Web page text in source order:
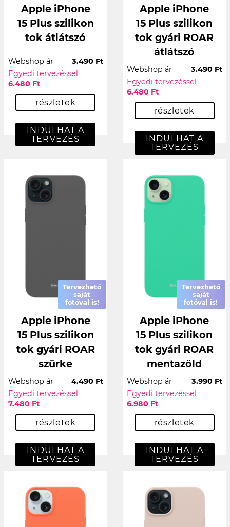
Apple iPhone
15 Plus szilikon
tok átlátszó
Webshop ár
3.490 Ft
Egyedi tervezéssel
6.480 Ft
részletek
INDULHAT A
TERVEZÉS
Apple iPhone
15 Plus szilikon
tok gyári ROAR
átlátszó
Webshop ár
3.490 Ft
Egyedi tervezéssel
6.480 Ft
részletek
INDULHAT A
TERVEZÉS
Tervezhető
saját
fotóval is!
Apple iPhone
15 Plus szilikon
tok gyári ROAR
szürke
Webshop ár
4.490 Ft
Egyedi tervezéssel
7.480 Ft
részletek
INDULHAT A
TERVEZÉS
Tervezhető
saját
fotóval is!
Apple iPhone
15 Plus szilikon
tok gyári ROAR
mentazöld
Webshop ár
3.990 Ft
Egyedi tervezéssel
6.980 Ft
részletek
INDULHAT A
TERVEZÉS